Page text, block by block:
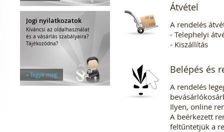
Jogi nyilatkozatok
Kiváncsi az oldalhasználat
és a vásárlás szabályaira?
Tájékozódna?
» Tegye meg
Átvétel
A rendelés
- Telephelyi
- Kiszállítás
Belépés és
A rendelés
Ilyen, online
A beérkezett
feltűntetjük a